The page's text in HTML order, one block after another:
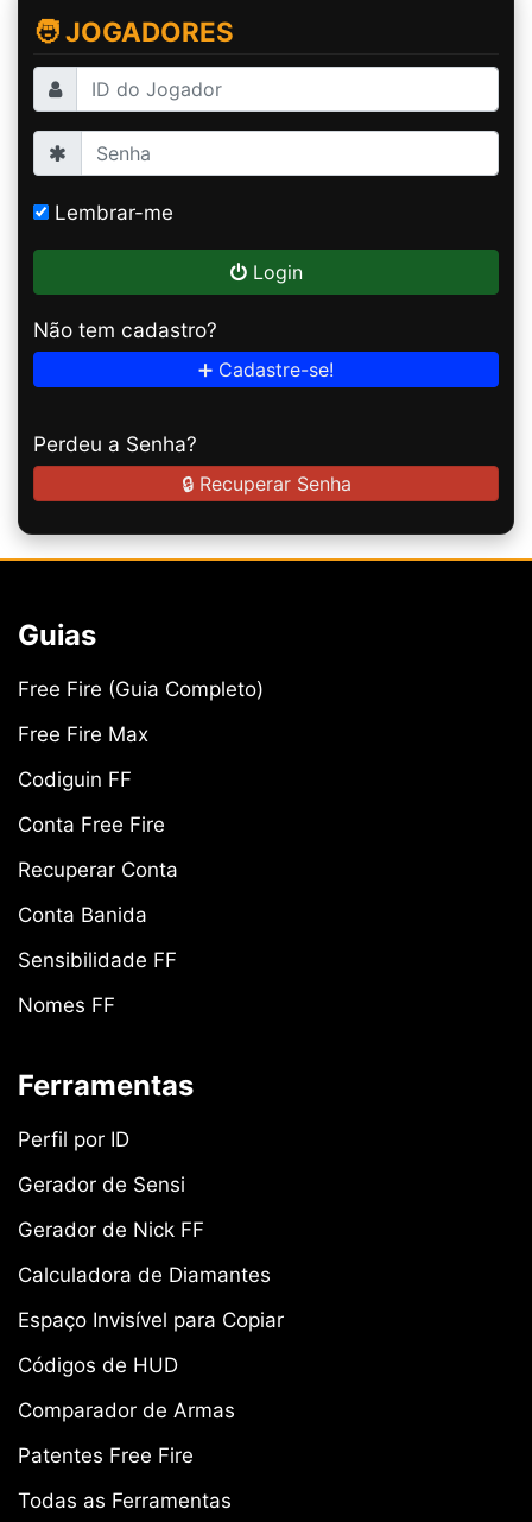
🧑 JOGADORES
Lembrar-me
Login
Não tem cadastro?
➕ Cadastre-se!
Perdeu a Senha?
🔒 Recuperar Senha
Guias
Free Fire (Guia Completo)
Free Fire Max
Codiguin FF
Conta Free Fire
Recuperar Conta
Conta Banida
Sensibilidade FF
Nomes FF
Ferramentas
Perfil por ID
Gerador de Sensi
Gerador de Nick FF
Calculadora de Diamantes
Espaço Invisível para Copiar
Códigos de HUD
Comparador de Armas
Patentes Free Fire
Todas as Ferramentas